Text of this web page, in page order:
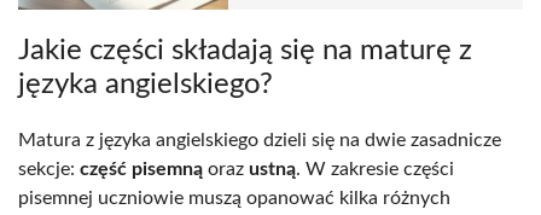
Jakie części składają się na maturę z
języka angielskiego?
Matura z języka angielskiego dzieli się na dwie zasadnicze
sekcje: część pisemną oraz ustną. W zakresie części
pisemnej uczniowie muszą opanować kilka różnych